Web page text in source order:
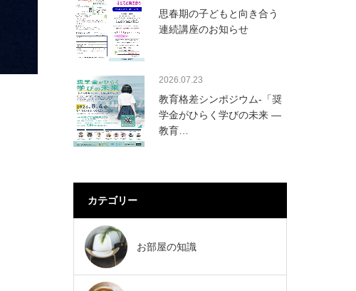
思春期の子どもと向き合う
連続講座のお知らせ
2026.07.23
教育格差シンポジウム-「奨
学金がひらく学びの未来 ―
教育…
カテゴリー
お部屋の知識